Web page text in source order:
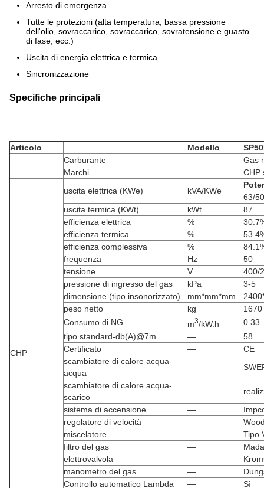
Arresto di emergenza
Tutte le protezioni (alta temperatura, bassa pressione
dell'olio, sovraccarico, sovraccarico, sovratensione e guasto
di fase, ecc.)
Uscita di energia elettrica e termica
Sincronizzazione
Specifiche principali
Articolo Modello
Carburante
—
Gas
Marchi
— CHP
CHP
uscita elettrica (KWe) kVA/KWe
63/50
uscita termica (KWt)
kWt
87
efficienza elettrica
%
efficienza termica
%
efficienza complessiva
%
frequenza
Hz
50
tensione
V
400/
pressione di ingresso del gas
kPa
3-5
dimensione (tipo insonorizzato)
mm*mm*mm
peso netto
kg
1670
Consumo di NG
m3/kW.h
0.33
tipo standard-db(A)@7m
—
58
Certificato
—
CE
scambiatore di calore acqua-
acqua
—
scambiatore di calore acqua-
scarico
—
sistema di accensione
—
regolatore di velocità
—
miscelatore
—
Tipo
filtro del gas
—
elettrovalvola
—
manometro del gas
—
Controllo automatico Lambda
— Sì